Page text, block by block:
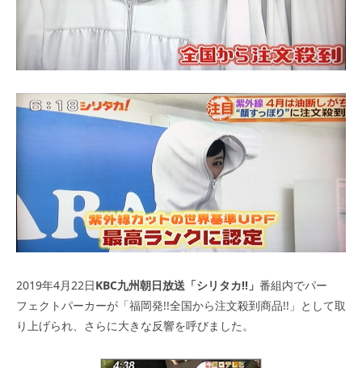
2019年4月22日KBC九州朝日放送「シリタカ!!」 番組内でパー
フェクトパーカーが「福岡発!!全国から注文殺到商品!!」として取
り上げられ、さらに大きな反響を呼びました。